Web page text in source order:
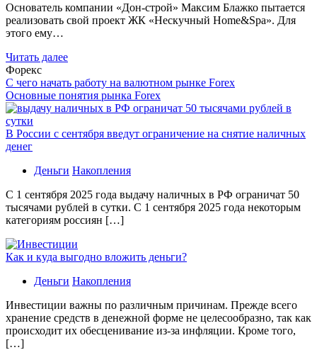
Основатель компании «Дон-строй» Максим Блажко пытается
реализовать свой проект ЖК «Нескучный Home&Spa». Для
этого ему…
Читать далее
Форекс
С чего начать работу на валютном рынке Forex
Основные понятия рынка Forex
В России с сентября введут ограничение на снятие наличных
денег
Деньги Накопления
С 1 сентября 2025 года выдачу наличных в РФ ограничат 50
тысячами рублей в сутки. С 1 сентября 2025 года некоторым
категориям россиян […]
Как и куда выгодно вложить деньги?
Деньги Накопления
Инвестиции важны по различным причинам. Прежде всего
хранение средств в денежной форме не целесообразно, так как
происходит их обесценивание из-за инфляции. Кроме того,
[…]